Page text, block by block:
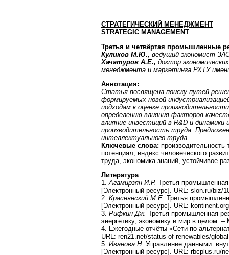
СТРАТЕГИЧЕСКИЙ МЕНЕДЖМЕНТ
STRATEGIC MANAGEMENT
Третья и четвёртая промышленные
Куликов М.Ю., ведущий экономист
Хачатуров А.Е., доктор
менеджмента и маркетинга РХТУ
Аннотация:
Статья посвящена поиску путей
формируемых новой
подходам к оценке
определению влияния факторов
влияние инвестиций в R&D и динамики
производительность труда.
интеллектуального труда.
Ключевые слова:
потенциал, индекс человеческого
труда, экономика знаний, устойчивое
Литература
1.Агамирзян И.Р. Третья
[Электронный ресурс]. URL: slon.ru/biz/
2. Краснянский М.Е. Третья
[Электронный ресурс]. URL:
3. Рифкин Дж. Третья промышленная
энергетику, экономику и мир в целом.
4. Ежегодные отчёты «Сети по
URL: ren21.net/status-of-renewables/
5. Иванова Н. Управление данными:
[Электронный ресурс]. URL: rbcplus.ru/